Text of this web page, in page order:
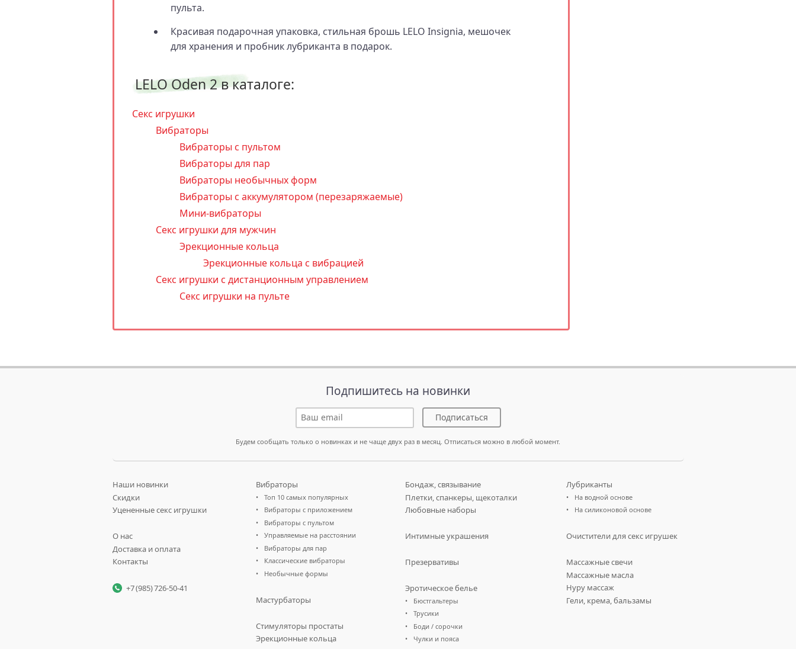
пульта.
Красивая подарочная упаковка, стильная брошь LELO Insignia, мешочек
для хранения и пробник лубриканта в подарок.
LELO Oden 2 в каталоге:
Секс игрушки
Вибраторы
Вибраторы с пультом
Вибраторы для пар
Вибраторы необычных форм
Вибраторы с аккумулятором (перезаряжаемые)
Мини-вибраторы
Секс игрушки для мужчин
Эрекционные кольца
Эрекционные кольца с вибрацией
Секс игрушки с дистанционным управлением
Секс игрушки на пульте
Подпишитесь на новинки
Подписаться
Будем сообщать только о новинках и не чаще двух раз в месяц. Отписаться можно в любой момент.
Наши новинки
Скидки
Уцененные секс игрушки
О нас
Доставка и оплата
Контакты
+7 (985) 726-50-41
Вибраторы
Топ 10 самых популярных
Вибраторы с приложением
Вибраторы с пультом
Управляемые на расстоянии
Вибраторы для пар
Классические вибраторы
Необычные формы
Мастурбаторы
Стимуляторы простаты
Эрекционные кольца
Бондаж, связывание
Плетки, спанкеры, щекоталки
Любовные наборы
Интимные украшения
Презервативы
Эротическое белье
Бюстгальтеры
Трусики
Боди / сорочки
Чулки и пояса
Лубриканты
На водной основе
На силиконовой основе
Очистители для секс игрушек
Массажные свечи
Массажные масла
Нуру массаж
Гели, крема, бальзамы